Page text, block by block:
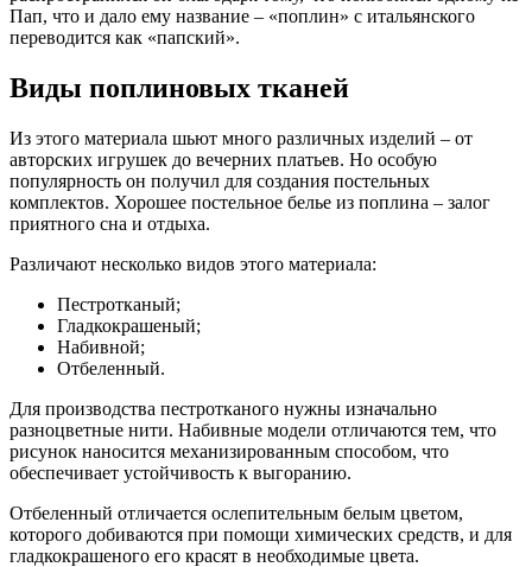
Пап, что и дало ему название – «поплин» с итальянского
переводится как «папский».
Виды поплиновых тканей
Из этого материала шьют много различных изделий – от
авторских игрушек до вечерних платьев. Но особую
популярность он получил для создания постельных
комплектов. Хорошее постельное белье из поплина – залог
приятного сна и отдыха.
Различают несколько видов этого материала:
Пестротканый;
Гладкокрашеный;
Набивной;
Отбеленный.
Для производства пестротканого нужны изначально
разноцветные нити. Набивные модели отличаются тем, что
рисунок наносится механизированным способом, что
обеспечивает устойчивость к выгоранию.
Отбеленный отличается ослепительным белым цветом,
которого добиваются при помощи химических средств, и для
гладкокрашеного его красят в необходимые цвета.